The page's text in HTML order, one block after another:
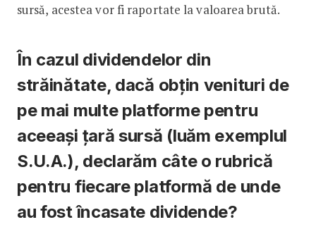
sursă, acestea vor fi raportate la valoarea brută.
În cazul dividendelor din
străinătate, dacă obțin venituri de
pe mai multe platforme pentru
aceeași țară sursă (luăm exemplul
S.U.A.), declarăm câte o rubrică
pentru fiecare platformă de unde
au fost încasate dividende?